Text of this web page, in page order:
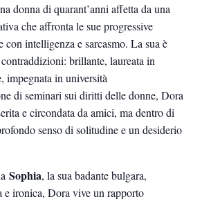
donna di quarant’anni affetta da una
che affronta le sue progressive
intelligenza e sarcasmo. La sua è
brillante, laureata in
impegnata in università
di seminari sui diritti delle donne, Dora
e circondata da amici, ma dentro di
senso di solitudine e un desiderio
Sophia, la sua badante bulgara,
e ironica, Dora vive un rapporto